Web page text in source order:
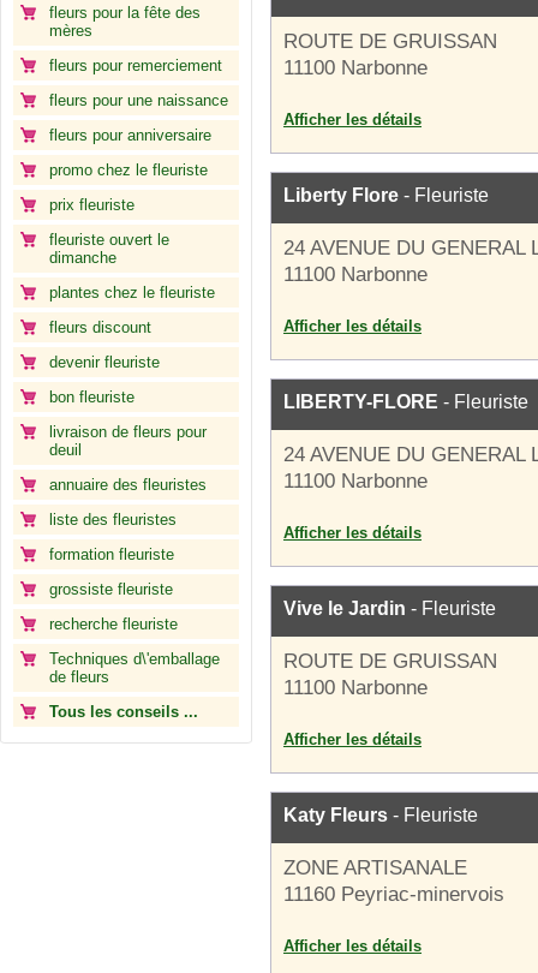
fleurs pour la fête des
mères
fleurs pour remerciement
fleurs pour une naissance
fleurs pour anniversaire
promo chez le fleuriste
prix fleuriste
fleuriste ouvert le
dimanche
plantes chez le fleuriste
fleurs discount
devenir fleuriste
bon fleuriste
livraison de fleurs pour
deuil
annuaire des fleuristes
liste des fleuristes
formation fleuriste
grossiste fleuriste
recherche fleuriste
Techniques d\'emballage
de fleurs
Tous les conseils ...
ROUTE DE GRUISSAN
11100 Narbonne
Afficher les détails
Liberty Flore - Fleuriste
24 AVENUE DU GENERAL
11100 Narbonne
Afficher les détails
LIBERTY-FLORE - Fleuriste
24 AVENUE DU GENERAL
11100 Narbonne
Afficher les détails
Vive le Jardin - Fleuriste
ROUTE DE GRUISSAN
11100 Narbonne
Afficher les détails
Katy Fleurs - Fleuriste
ZONE ARTISANALE
11160 Peyriac-minervois
Afficher les détails